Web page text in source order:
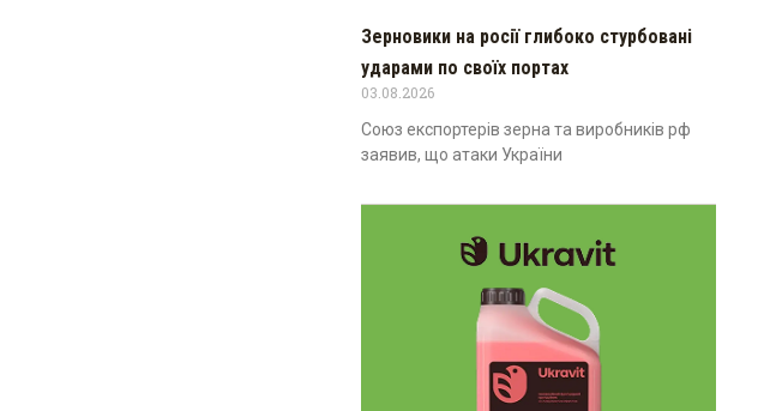
Зерновики на росії глибоко стурбовані
ударами по своїх портах
03.08.2026
Союз експортерів зерна та виробників рф
заявив, що атаки України